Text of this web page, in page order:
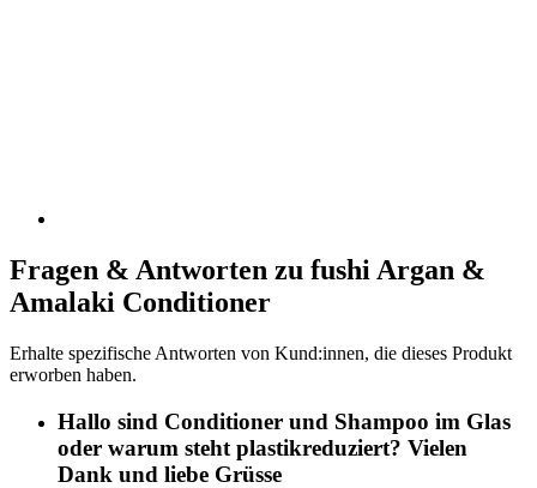
Fragen & Antworten zu fushi Argan &
Amalaki Conditioner
Erhalte spezifische Antworten von Kund:innen, die dieses Produkt
erworben haben.
Hallo sind Conditioner und Shampoo im Glas
oder warum steht plastikreduziert? Vielen
Dank und liebe Grüsse